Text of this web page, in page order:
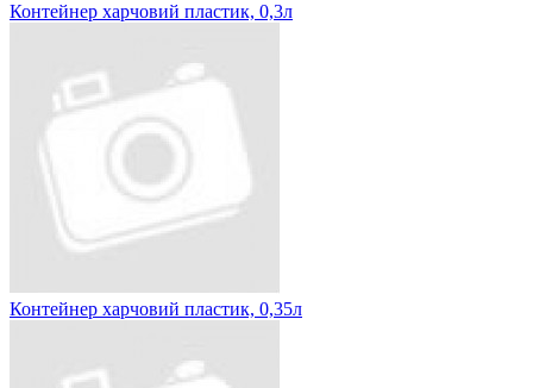
Контейнер харчовий пластик, 0,3л
Контейнер харчовий пластик, 0,35л